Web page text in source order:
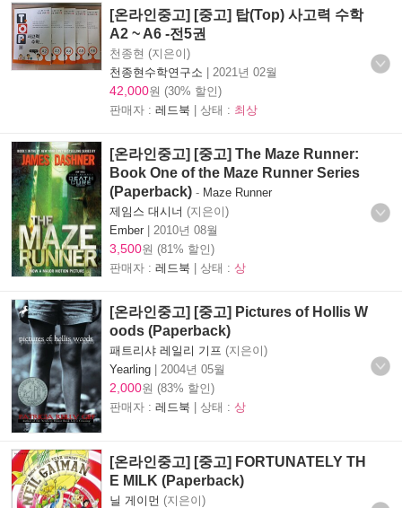
[온라인중고] [중고] 탑(Top) 사고력 수학
A2 ~ A6 -전5권
천종현 (지은이)
천종현수학연구소 | 2021년 02월
42,000원 (30% 할인)
판매자 : 레드북 | 상태 : 최상
[온라인중고] [중고] The Maze Runner:
Book One of the Maze Runner Series
(Paperback) - Maze Runner
제임스 대시너 (지은이)
Ember | 2010년 08월
3,500원 (81% 할인)
판매자 : 레드북 | 상태 : 상
[온라인중고] [중고] Pictures of Hollis W
oods (Paperback)
패트리샤 레일리 기프 (지은이)
Yearling | 2004년 05월
2,000원 (83% 할인)
판매자 : 레드북 | 상태 : 상
[온라인중고] [중고] FORTUNATELY TH
E MILK (Paperback)
닐 게이먼 (지은이)